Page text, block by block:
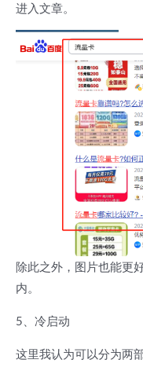
进入文章。
除此之外，图片也能更
内。
5、冷启动
这里我认为可以分为两